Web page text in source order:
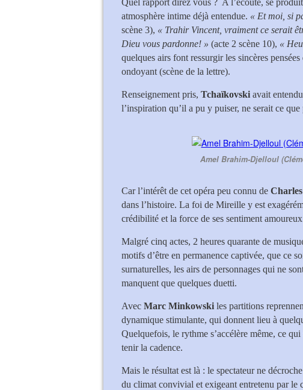
Quel rapport direz vous ? A l’écoute, se
atmosphère intime déjà entendue. « Et moi, si
scène 3), « Trahir Vincent, vraiment ce serait
Dieu vous pardonne! » (acte 2 scène 10), «
quelques airs font ressurgir les sincères
ondoyant (scène de la lettre).
Renseignement pris, Tchaïkovski avait entendu
l’inspiration qu’il a pu y puiser, ne serait ce
Amel Brahim-Djelloul
Car l’intérêt de cet opéra peu connu de
dans l’histoire. La foi de Mireille y est
crédibilité et la force de ses sentiment
Malgré cinq actes, 2 heures quarante de
motifs d’être en permanence captivée, que ce
surnaturelles, les airs de personnages qui ne
manquent que quelques duetti.
Avec Marc Minkowski les partitions
dynamique stimulante, qui donnent lieu à
Quelquefois, le rythme s’accélère même, ce
tenir la cadence.
Mais le résultat est là : le spectateur ne
du climat convivial et exigeant entretenu par le